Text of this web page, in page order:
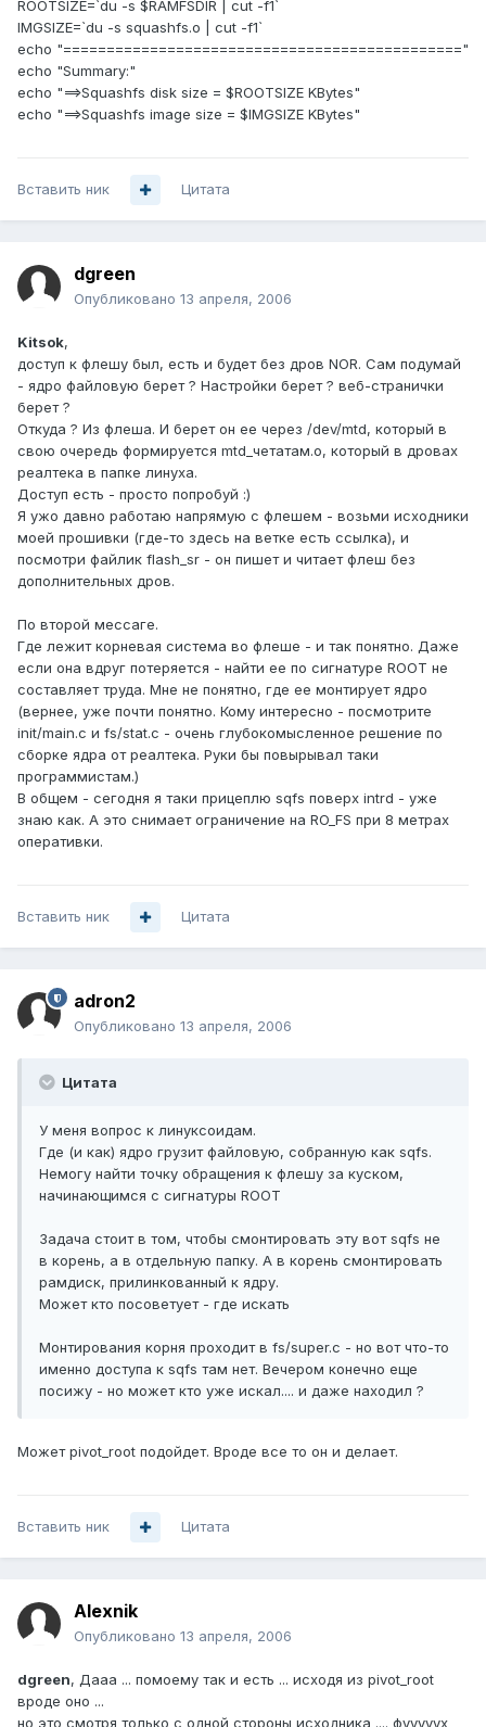
ROOTSIZE=`du -s $RAMFSDIR | cut -f1`
IMGSIZE=`du -s squashfs.o | cut -f1`
echo "=============================================="
echo "Summary:"
echo "==>Squashfs disk size = $ROOTSIZE KBytes"
echo "==>Squashfs image size = $IMGSIZE KBytes"
Вставить ник Цитата
dgreen
Опубликовано 13 апреля, 2006
Kitsok,
доступ к флешу был, есть и будет без дров NOR. Сам подумай
- ядро файловую берет ? Настройки берет ? веб-странички
берет ?
Откуда ? Из флеша. И берет он ее через /dev/mtd, который в
свою очередь формируется mtd_четатам.o, который в дровах
реалтека в папке линуха.
Доступ есть - просто попробуй :)
Я ужо давно работаю напрямую с флешем - возьми исходники
моей прошивки (где-то здесь на ветке есть ссылка), и
посмотри файлик flash_sr - он пишет и читает флеш без
дополнительных дров.
По второй мессаге.
Где лежит корневая система во флеше - и так понятно. Даже
если она вдруг потеряется - найти ее по сигнатуре ROOT не
составляет труда. Мне не понятно, где ее монтирует ядро
(вернее, уже почти понятно. Кому интересно - посмотрите
init/main.c и fs/stat.c - очень глубокомысленное решение по
сборке ядра от реалтека. Руки бы повырывал таки
программистам.)
В общем - сегодня я таки прицеплю sqfs поверх intrd - уже
знаю как. А это снимает ограничение на RO_FS при 8 метрах
оперативки.
Вставить ник Цитата
adron2
Опубликовано 13 апреля, 2006
Цитата
У меня вопрос к линуксоидам.
Где (и как) ядро грузит файловую, собранную как sqfs.
Немогу найти точку обращения к флешу за куском,
начинающимся с сигнатуры ROOT
Задача стоит в том, чтобы смонтировать эту вот sqfs не
в корень, а в отдельную папку. А в корень смонтировать
рамдиск, прилинкованный к ядру.
Может кто посоветует - где искать
Монтирования корня проходит в fs/super.c - но вот что-то
именно доступа к sqfs там нет. Вечером конечно еще
посижу - но может кто уже искал.... и даже находил ?
Может pivot_root подойдет. Вроде все то он и делает.
Вставить ник Цитата
Alexnik
Опубликовано 13 апреля, 2006
dgreen, Дааа ... помоему так и есть ... исходя из pivot_root
вроде оно ...
но это смотря только с одной стороны исходника .... фууууух